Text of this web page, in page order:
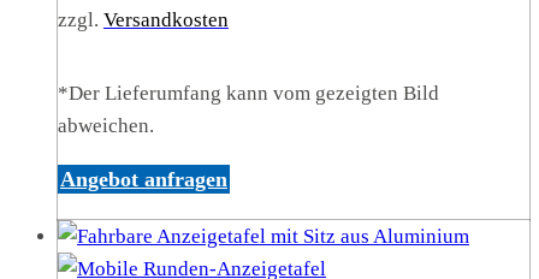
zzgl. Versandkosten
*Der Lieferumfang kann vom gezeigten Bild
abweichen.
Angebot anfragen